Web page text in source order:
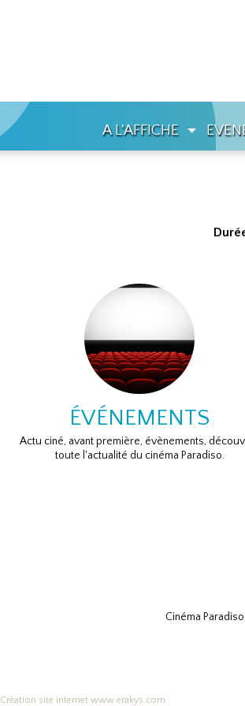
A L'AFFICHE
ÉVÉNEMENTS
Actu ciné, avant première, évènements,
toute l'actualité du cinéma Paradiso.
Cinéma
Création site internet www.erakys.com